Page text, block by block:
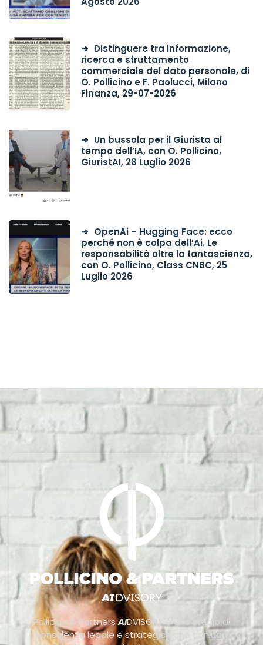
Distinguere tra informazione,
ricerca e sfruttamento
commerciale del dato personale, di
O. Pollicino e F. Paolucci, Milano
Finanza, 29-07-2026
Un bussola per il Giurista al
tempo dell’IA, con O. Pollicino,
GiuristAI, 28 Luglio 2026
OpenAi – Hugging Face: ecco
perché non è colpa dell’Ai. Le
responsabilità oltre la fantascienza,
con O. Pollicino, Class CNBC, 25
Luglio 2026
Pollicino & PartnersAIDVISORY è uno studio di
consulenza legale e strategica che coniuga